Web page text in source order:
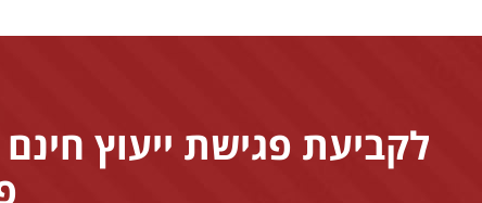
לקביעת פגישת ייעוץ